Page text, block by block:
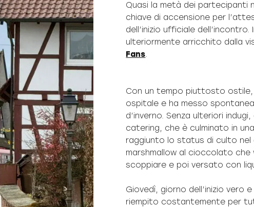
Quasi la metà dei partecipanti
chiave di accensione per
dell’inizio ufficiale
ulteriormente arricchito dalla
Fans.
Con un tempo piuttosto
ospitale e ha messo
d’inverno. Senza ulteriori
catering, che è culminato in
raggiunto lo status di culto nel
marshmallow al cioccolato
scoppiare e poi versato con
Giovedì, giorno dell’inizio vero
riempito costantemente per